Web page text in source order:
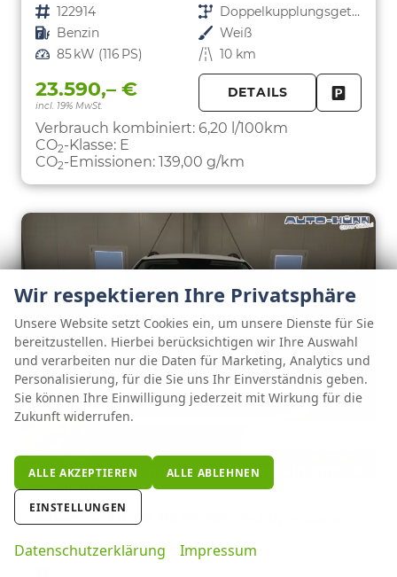
Fahrzeugnr. 122914 Getriebe
Doppelkupplungsgetriebe (DSG)
Kraftstoff Benzin Außenfarbe Weiß
Leistung 85 kW (116 PS) Kilometerstand 10 km
23.590,– €
incl. 19% MwSt.
DETAILS
Verbrauch kombiniert: 6,20 l/100km
CO2-Klasse: E
CO2-Emissionen: 139,00 g/km
Skoda Kamiq
Wir respektieren Ihre Privatsphäre
Unsere Website setzt Cookies ein, um unsere Dienste für Sie
bereitzustellen. Hierbei berücksichtigen wir Ihre Auswahl
und verarbeiten nur die Daten für Marketing, Analytics und
Personalisierung, für die Sie uns Ihr Einverständnis geben.
Sie können Ihre Einwilligung jederzeit mit Wirkung für die
Zukunft widerrufen.
ALLE AKZEPTIEREN ALLE ABLEHNEN
EINSTELLUNGEN
Datenschutzerklärung Impressum